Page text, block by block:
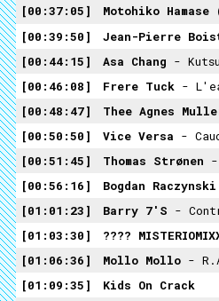
00:37:05
Motohiko Hamase
00:39:50
Jean-Pierre
00:44:15
Asa Chang - Kutsu
00:46:08
Frere Tuck -
00:48:47
Thee Agnes
00:50:50
Vice Versa -
00:51:45
Thomas Strønen
00:56:16
Bogdan Raczynski
01:01:23
Barry 7's -
01:03:30
????
01:06:36
Mollo Mollo -
01:09:35
Kids On Crack